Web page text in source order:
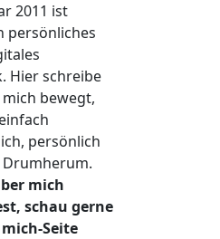
2011 ist
persönliches
Hier schreibe
bewegt,
persönlich
mich
schau gerne
Seite